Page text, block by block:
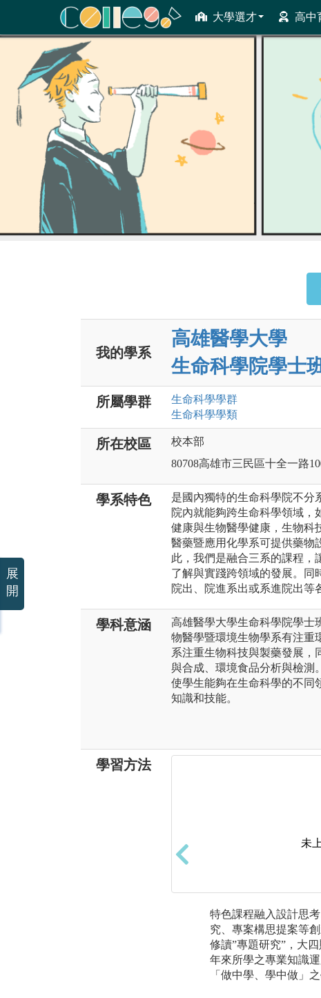
大學選才 高中
ColleGo! 大學選才與高中育才輔助系統
我的學系
高雄醫學大學
生命科學院學士
所屬學群 生命科學學群
生命科學學類
所在校區
校本部
80708高雄市三民區十全一路
學系特色
是國內獨特的生命科學院不分
院內就能夠跨生命科學領域，
健康與生物醫學健康，生物科
醫藥暨應用化學系可提供藥物
此，我們是融合三系的課程，
了解與實踐跨領域的發展。同
院出、院進系出或系進院出等
學科意涵
高雄醫學大學生命科學院學士
物醫學暨環境生物學系有注重
系注重生物科技與製藥發展，
與合成、環境食品分析與檢測
使學生能夠在生命科學的不同
知識和技能。
學習方法
未
特色課程融入設計思
究、專案構思提案等
修讀”專題研究”，大
年來所學之專業知識
「做中學、學中做」
展
開